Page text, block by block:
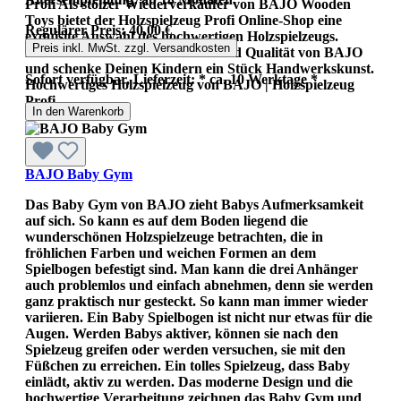
Profi Als stolzer Wiederverkäufer von BAJO Wooden
Toys bietet der Holzspielzeug Profi Online-Shop eine
exquisite Auswahl des hochwertigen Holzspielzeugs.
Entdecke die zeitlose Schönheit und Qualität von BAJO
und schenke Deinen Kindern ein Stück Handwerkskunst.
Hochwertiges Holzspielzeug von BAJO | Holzspielzeug
Profi
Regulärer Preis:40,00 €
Preis inkl. MwSt. zzgl. Versandkosten
Sofort verfügbar, Lieferzeit: * ca. 10 Werktage *
In den Warenkorb
BAJO Baby Gym
Das Baby Gym von BAJO zieht Babys Aufmerksamkeit
auf sich. So kann es auf dem Boden liegend die
wunderschönen Holzspielzeuge betrachten, die in
fröhlichen Farben und weichen Formen an dem
Spielbogen befestigt sind. Man kann die drei Anhänger
auch problemlos und einfach abnehmen, denn sie werden
ganz praktisch nur gesteckt. So kann man immer wieder
variieren. Ein Baby Spielbogen ist nicht nur etwas für die
Augen. Werden Babys aktiver, können sie nach den
Spielzeug greifen oder werden versuchen, sie mit den
Füßchen zu erreichen. Ein tolles Spielzeug, dass Baby
einlädt, aktiv zu werden. Das moderne Design und die
hochwertige Verarbeitung zeichnen das Baby Gym und